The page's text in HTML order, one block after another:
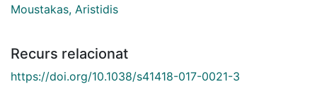
Moustakas, Aristidis
Recurs relacionat
https://doi.org/10.1038/s41418-017-0021-3